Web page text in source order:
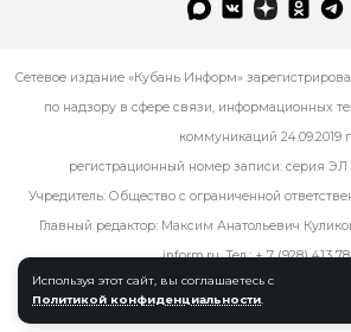
Используя этот сайт, вы соглашаетесь с
Политикой конфиденциальности
Сетевое издание «Кубань Информ»
по надзору в сфере связи, информационных
коммуникаций 24.09.2019
регистрационный номер записи: серия
Учредитель: Общество с ограниченной
Главный редактор: Максим Анатольевич
inform.ru. Тел.:+ 7 (928) 413
© kub-inform 2026